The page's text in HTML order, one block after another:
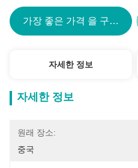
가장 좋은 가격 을 구하라
자세한 정보
자세한 정보
원래 장소:
중국